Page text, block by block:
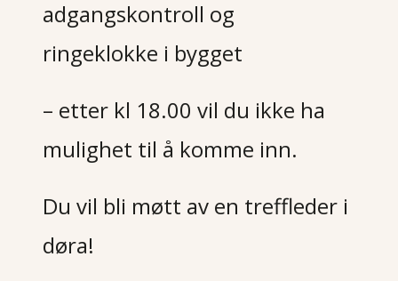
adgangskontroll og
ringeklokke i bygget
– etter kl 18.00 vil du ikke ha
mulighet til å komme inn.
Du vil bli møtt av en treffleder i
døra!